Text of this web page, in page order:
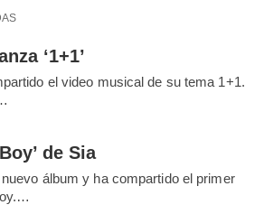
‘1+1’
el video musical de su tema 1+1.
de Sia
álbum y ha compartido el primer